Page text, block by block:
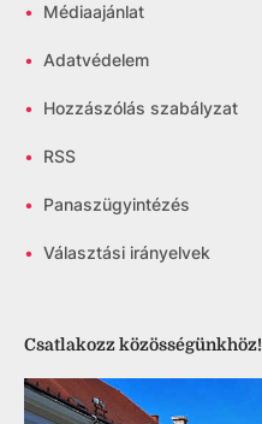
• Médiaajánlat
• Adatvédelem
• Hozzászólás szabályzat
• RSS
• Panaszügyintézés
• Választási irányelvek
Csatlakozz közösségünkhöz!